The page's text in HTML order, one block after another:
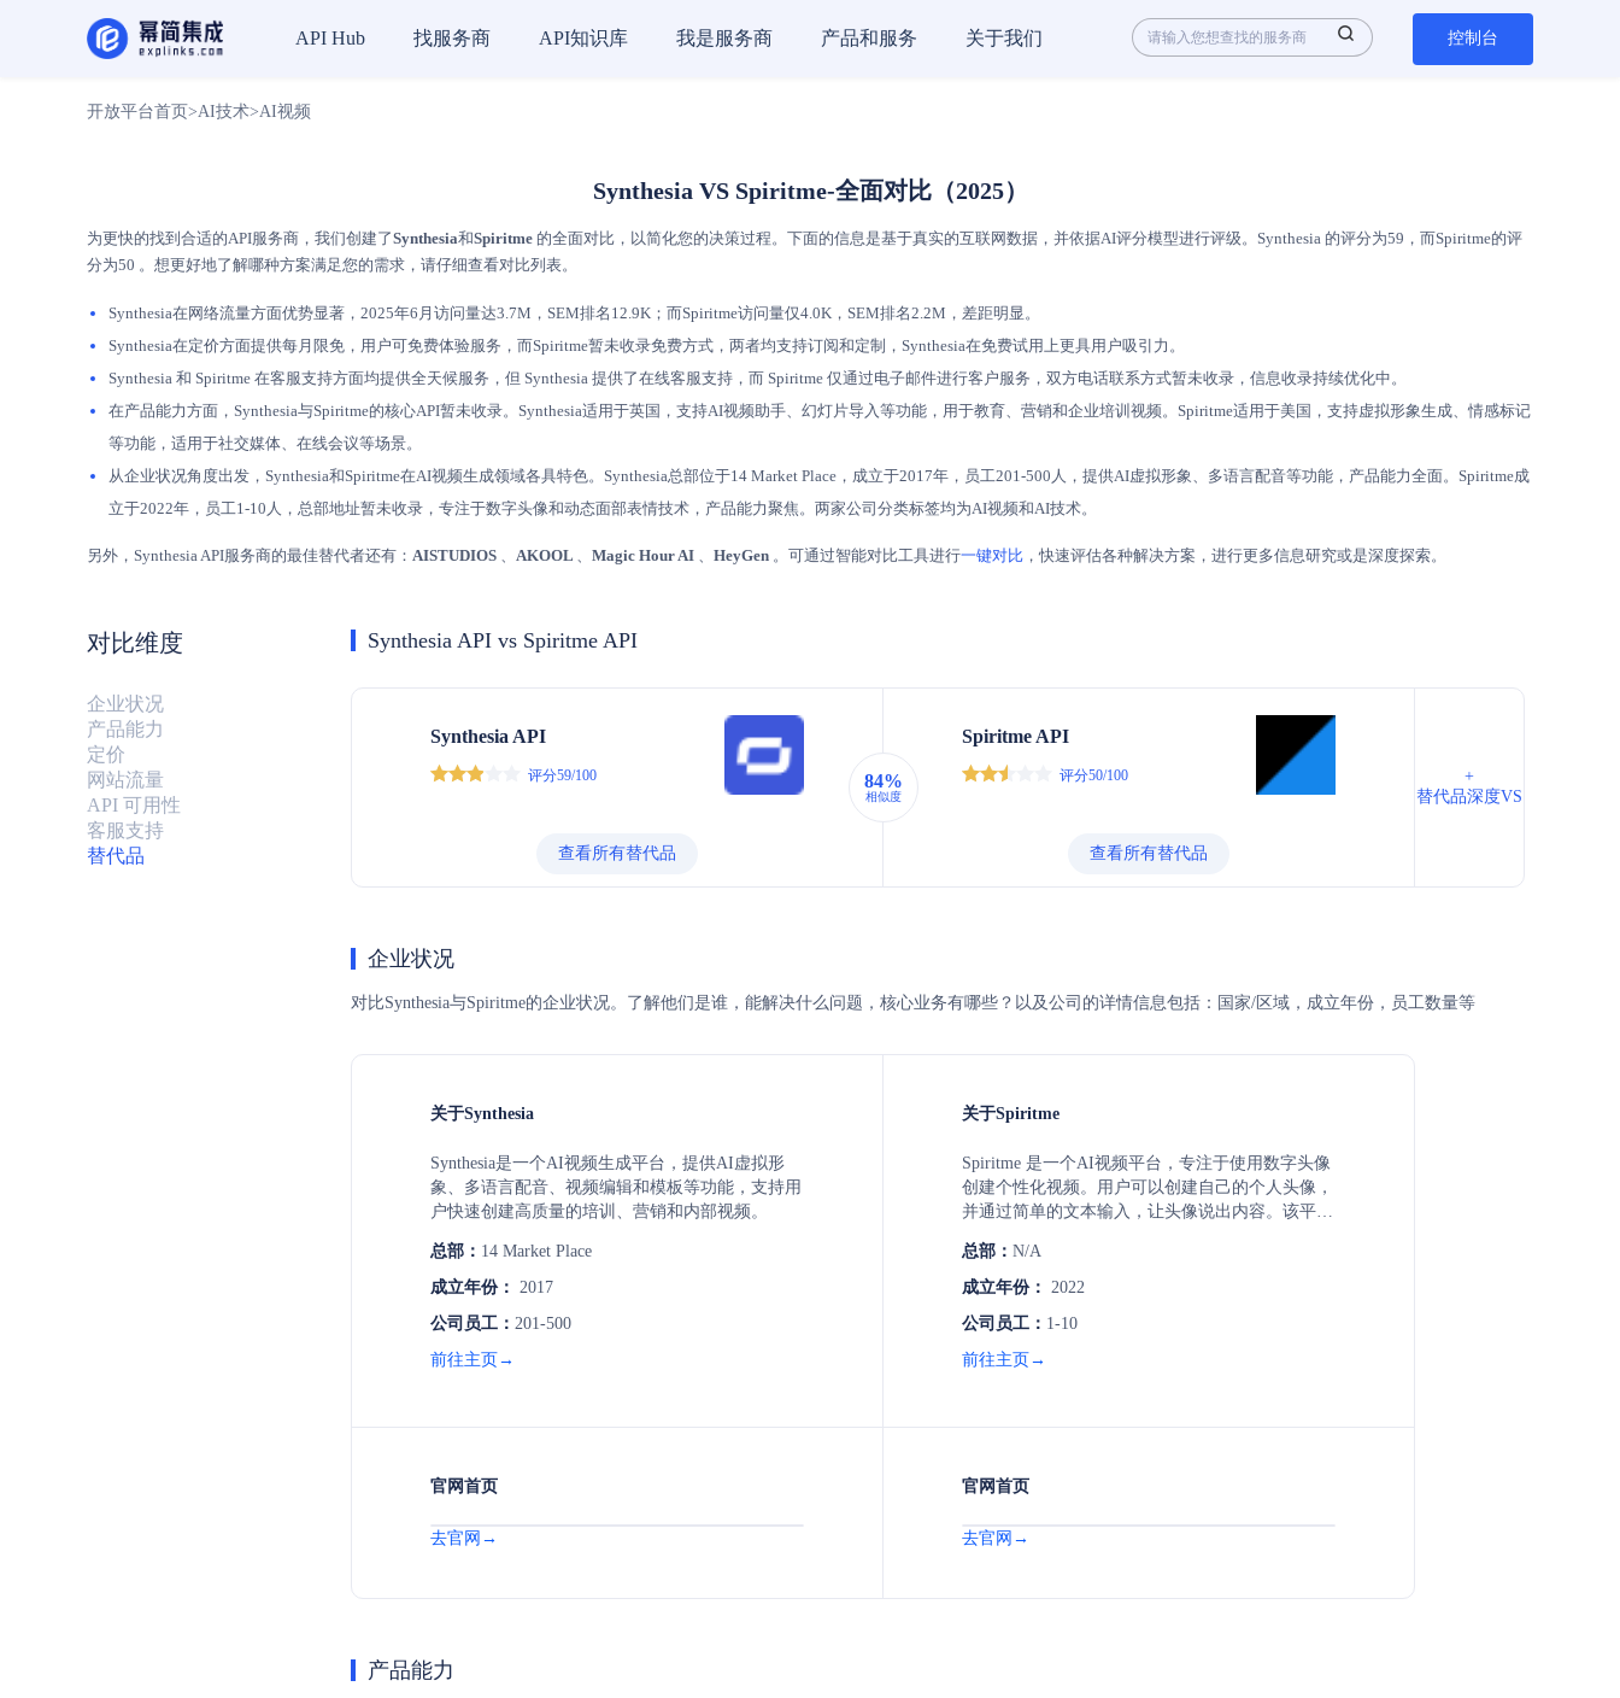
API Hub 找服务商 API知识库 我是服务商 产品和服务 关于我们 控制台
开放平台首页 >AI技术>AI视频
Synthesia VS Spiritme-全面对比（2025）
为更快的找到合适的API服务商，我们创建了Synthesia和Spiritme 的全面对比，以简化您的决策过程。下面的信息是基于真实的互联网数据，并依据AI评分模型进行评级。Synthesia 的评分为59，而Spiritme的评
分为50 。想更好地了解哪种方案满足您的需求，请仔细查看对比列表。
Synthesia在网络流量方面优势显著，2025年6月访问量达3.7M，SEM排名12.9K；而Spiritme访问量仅4.0K，SEM排名2.2M，差距明显。
Synthesia在定价方面提供每月限免，用户可免费体验服务，而Spiritme暂未收录免费方式，两者均支持订阅和定制，Synthesia在免费试用上更具用户吸引力。
Synthesia 和 Spiritme 在客服支持方面均提供全天候服务，但 Synthesia 提供了在线客服支持，而 Spiritme 仅通过电子邮件进行客户服务，双方电话联系方式暂未收录，信息收录持续优化中。
在产品能力方面，Synthesia与Spiritme的核心API暂未收录。Synthesia适用于英国，支持AI视频助手、幻灯片导入等功能，用于教育、营销和企业培训视频。Spiritme适用于美国，支持虚拟形象生成、情感标记
等功能，适用于社交媒体、在线会议等场景。
从企业状况角度出发，Synthesia和Spiritme在AI视频生成领域各具特色。Synthesia总部位于14 Market Place，成立于2017年，员工201-500人，提供AI虚拟形象、多语言配音等功能，产品能力全面。Spiritme成
立于2022年，员工1-10人，总部地址暂未收录，专注于数字头像和动态面部表情技术，产品能力聚焦。两家公司分类标签均为AI视频和AI技术。
另外，Synthesia API服务商的最佳替代者还有： AISTUDIOS 、 AKOOL 、 Magic Hour AI 、 HeyGen 。可通过智能对比工具进行一键对比 ，快速评估各种解决方案，进行更多信息研究或是深度探索。
对比维度
企业状况
产品能力
定价
网站流量
API 可用性
客服支持
替代品
Synthesia API vs Spiritme API
Synthesia API
评分59/100
查看所有替代品
84%
相似度
Spiritme API
评分50/100
查看所有替代品
+
替代品深度VS
企业状况
对比Synthesia与Spiritme的企业状况。了解他们是谁，能解决什么问题，核心业务有哪些？以及公司的详情信息包括：国家/区域，成立年份，员工数量等
关于Synthesia
Synthesia是一个AI视频生成平台，提供AI虚拟形
象、多语言配音、视频编辑和模板等功能，支持用
户快速创建高质量的培训、营销和内部视频。
总部： 14 Market Place
成立年份： 2017
公司员工： 201-500
前往主页→
关于Spiritme
Spiritme 是一个AI视频平台，专注于使用数字头像
创建个性化视频。用户可以创建自己的个人头像，
并通过简单的文本输入，让头像说出内容。该平台
简化，无需专业的演员或视频制作技能。
总部： N/A
成立年份： 2022
公司员工： 1-10
前往主页→
官网首页
去官网→
官网首页
去官网→
产品能力